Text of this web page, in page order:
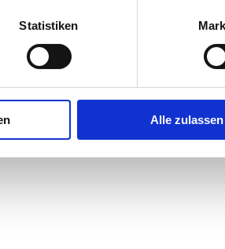
Statistiken
Alle zulassen